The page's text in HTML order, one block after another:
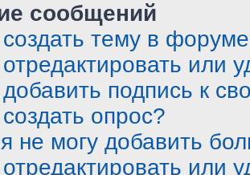
сообщений
тему в
или
подпись к
опрос?
не могу добавить
или